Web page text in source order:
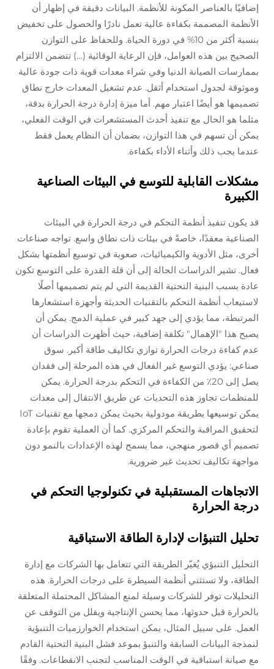
إضافيًا بالعناصر المكونة للأنظمة. البيانات دقيقة في إظهار أن
الأنظمة المصممة بكفاءة عالية تعمل نادرًا والحصول على تخفيض
بنسبة أكثر من 10% في دورة الحياة. وللحفاظ على التوازن
الصحيح بين هذه العوامل، فإن الرعاية الوقائية (…) تتضمن الالتزام
بممارسات الصيانة الدنيا وفي شراء معدات قوية ذات جودة عالية
وموثوقة لجدول استخدام أثقل. عدم تشغيل المعدات خارج نطاق
تصميمها هو أيضًا اعتبار مهم. أما ميزة إدارة درجة الحرارة بدقة،
مثلما هو الحال مع تنفيذ أحدث المستشعرات في الوقت الفعلي،
يمكن أن تسهم في هذا التوازن، بضمان أن النظام يعمل فقط
عندما يجب ذلك وأثناء الأداء بكفاءة.
مشكلات القابلية للتوسع في البيئات الصناعية
الكبيرة
قد يكون تنفيذ أنظمة التحكم في درجة الحرارة في البيئات
الصناعية معقدًا، خاصةً في بيئات ذات نطاق واسع. تواجه صناعات
أخرى، مثل الأدوية والكيميائيات، صعوبة في توسيع أنظمتها بشكل
فعال. تشير الدراسات الحالة إلى أن قلة القدرة على التوسع تكون
عادة بسبب البنية التحتية القديمة التي لم يتم تصميمها أصلًا
لاستيعاب أنظمة التحكم بالتقنيات الحديثة وأجهزة استشعارها
المرتبطة، مما يؤدي إلى جهد كبير في عملية الدمج. يمكن أن
يصبح هذا "الإهمال" تكلفة إضافية، حيث أظهرت الدراسات أن
عدم كفاءة درجات الحرارة توازي تكاليف طاقة أكبر. سوق
صناعي: يؤدي التوسع غير الفعال في هذه المرحلة إلى فقدان
يصل إلى 20٪ من الكفاءة في التحكم بدرجة الحرارة. يمكن
للمنظمات تجاوز هذه التحديات عن طريق الانتقال إلى معدات
يمكن توسيعها بطريقة مودولية بحيث يمكن دمجها مع تقنيات IoT
لتحقيق المراقبة والتحكم المركزي. كما أن العملية تقوم بإعادة
تصميم أي قصور منهجي، مما يسمح لهذه الإعدادات بالنمو دون
مواجهة تكاليف تحديث غير ضرورية.
الاتجاهات المستقبلية في تكنولوجيا التحكم في
درجة الحرارة
تحليل التنبؤات لإدارة الطاقة الاستباقية
التحليل التنبؤي يُغيّر الطريقة التي تتعامل بها الشركات مع إدارة
الطاقة، ولا تستثني أنظمة السيطرة على درجات الحرارة. هذه
التحليلات توفر للشركات وسيلة لمنع المشاكل المحتملة المتعلقة
بالحرارة قبل حدوثها، مما يحسن الإنتاجية ويقلل من التوقف عن
العمل. على سبيل المثال، يمكن استخدام الخوارزميات التنبؤية
لنمذجة البيانات السابقة والتنبؤ بموعد فشل البنية التحتية القادم
مع صيانة استباقية في الوقت المناسب لتجنب الانقطاعات. وفقًا